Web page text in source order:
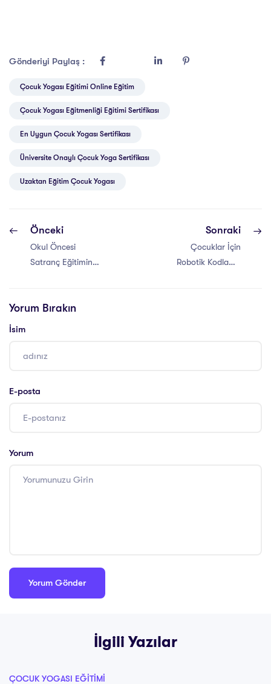
Gönderiyi Paylaş :
Çocuk Yogası Eğitimi Online Eğitim
Çocuk Yogası Eğitmenliği Eğitimi Sertifikası
En Uygun Çocuk Yogası Sertifikası
Üniversite Onaylı Çocuk Yoga Sertifikası
Uzaktan Eğitim Çocuk Yogası
Önceki
Okul Öncesi
Satranç Eğitiminin
Sonraki
Çocuklar İçin
Robotik Kodlama
Yorum Bırakın
İsim
E-posta
Yorum
İlgili Yazılar
ÇOCUK YOGASI EĞITIMI